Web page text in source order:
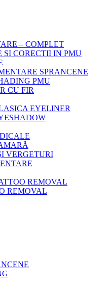
– COMPLET
SI CORECTII IN PMU
SPRANCENE
PMU
CU FIR
EYELINER
VERGETURI
REMOVAL
REMOVAL